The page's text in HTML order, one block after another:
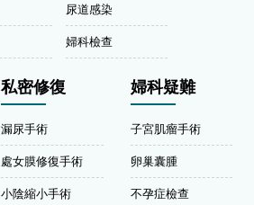
尿道感染
婦科檢查
私密修復
漏尿手術
處女膜修復手術
小陰縮小手術
婦科疑難
子宮肌瘤手術
卵巢囊腫
不孕症檢查